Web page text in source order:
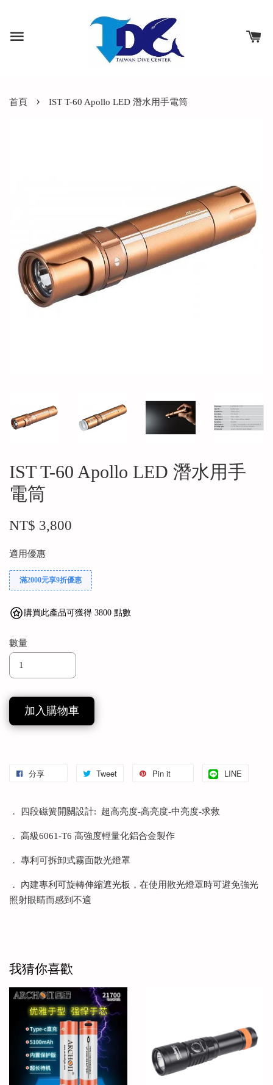
首頁 › IST T-60 Apollo LED 潛水用手電筒
IST T-60 Apollo LED 潛水用手
電筒
NT$ 3,800
適用優惠
滿2000元享9折優惠
購買此產品可獲得 3800 點數
數量
加入購物車
分享 Tweet Pin it LINE
． 四段磁簧開關設計: 超高亮度-高亮度-中亮度-求救
． 高級6061-T6 高強度輕量化鋁合金製作
． 專利可拆卸式霧面散光燈罩
． 內建專利可旋轉伸縮遮光板，在使用散光燈罩時可避免強光
照射眼睛而感到不適
我猜你喜歡